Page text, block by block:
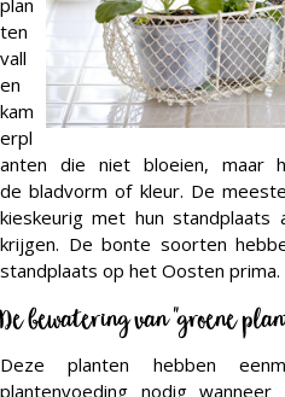
plan
ten
vall
en
kam
erpl
anten die niet bloeien, maar
de bladvorm of kleur. De
kieskeurig met hun
krijgen. De bonte soorten
standplaats op het Oosten prima.
De bewatering van "groene
Deze planten hebben
plantenvoeding nodig